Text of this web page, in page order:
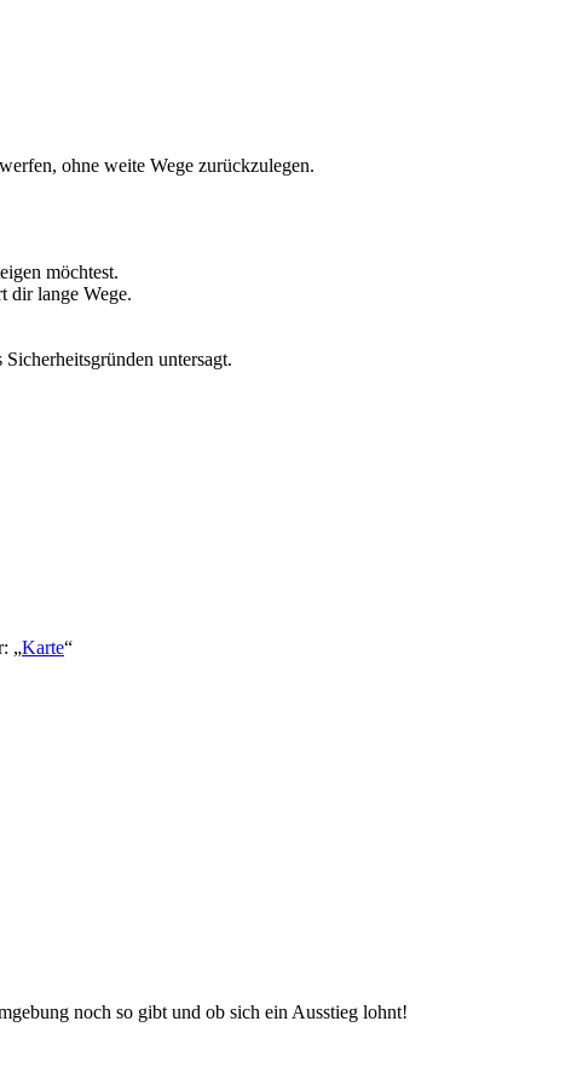
ohne weite Wege zurückzulegen.
möchtest.
dir lange Wege.
untersagt.
„Karte“
noch so gibt und ob sich ein Ausstieg lohnt!